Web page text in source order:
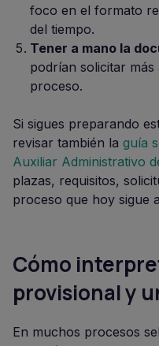
foco en el formato
del tiempo.
Tener a mano la
podrían solicitar más
proceso.
Si sigues preparando
revisar también la guía
Auxiliar Administrativo
plazas, requisitos,
proceso que hoy sigue
Cómo
provisional y
En muchos procesos